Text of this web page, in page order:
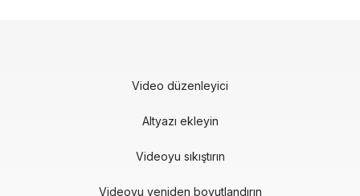
Video düzenleyici
Altyazı ekleyin
Videoyu sıkıştırın
Videoyu yeniden boyutlandırın